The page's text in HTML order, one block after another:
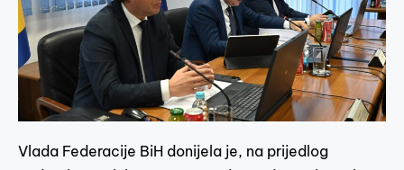
Vlada Federacije BiH donijela je, na prijedlog